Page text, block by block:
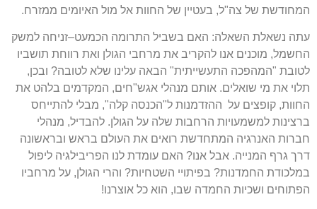
המחודשת של צה"ל, בעטיין של החוות אל מול האיומים ממזרח.
עתה נשאלת השאלה: האם בשביל התרומה הכמעט–זניחה למשק
החשמל, מוכנים אנו להקריב את מרחבי הגולן ואת רווחת תושביו
לטובת "המהפכה התעשייתית" הבאה עלינו שלא לטובה? ובכן,
תלוי את מי שואלים. אותם מנהלי אגש"חים, המקדמים בלהט את
החוות, קופצים על ההזדמנות ל"הכנסה קלה", מבלי להתייחס
ברצינות למשמעויות הרחבות שלה על הגולן. להבדיל, מנהלי
חברות האנרגיה המתחדשת רואים את העולם בראש ובראשונה
דרך גרף המנייה. אבל אנו? האם עומדת לנו הפריבילגיה ליפול
במלכודת החמדנות? בפיתויי השטחיות? והרי הגולן, על מרחביו
הפתוחים ושכיות החמדה שבו, הוא כל אוצרנו!